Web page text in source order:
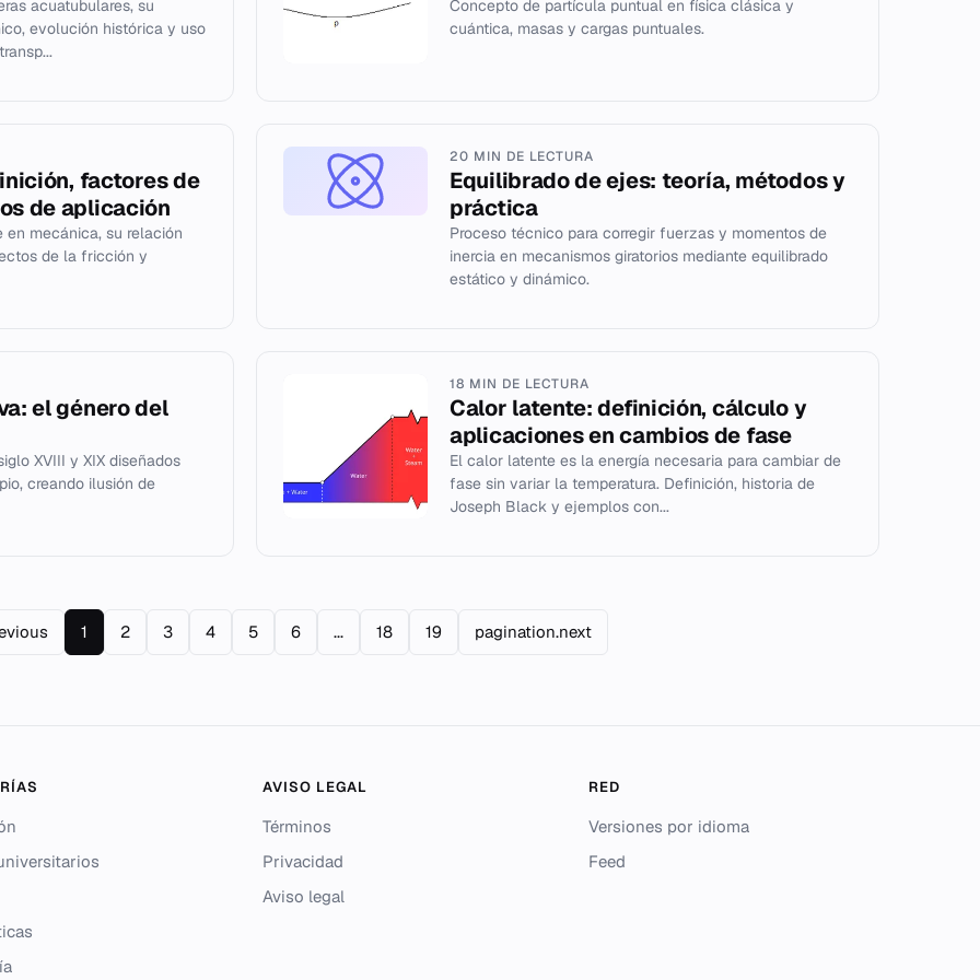
acuatubulares, su
evolución histórica y uso
Concepto de partícula puntual en física clásica y
cuántica, masas y cargas puntuales.
factores de
de aplicación
mecánica, su relación
de la fricción y
20 MIN DE LECTURA
Equilibrado de ejes: teoría, métodos y
práctica
Proceso técnico para corregir fuerzas y momentos de
inercia en mecanismos giratorios mediante equilibrado
estático y dinámico.
el género del
XVIII y XIX diseñados
creando ilusión de
18 MIN DE LECTURA
Calor latente: definición, cálculo y
aplicaciones en cambios de fase
El calor latente es la energía necesaria para cambiar de
fase sin variar la temperatura. Definición, historia de
Joseph Black y ejemplos con...
1 2 3 4 5 6 ... 18 19 pagination.next
AVISO LEGAL
Términos
Privacidad
Aviso legal
RED
Versiones por idioma
Feed